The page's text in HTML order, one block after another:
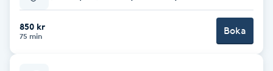
Babylights
Balayage
850 kr
75 min Boka